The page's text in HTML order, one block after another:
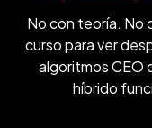
No con teoría. No
curso para ver
algoritmos CEO
híbrido